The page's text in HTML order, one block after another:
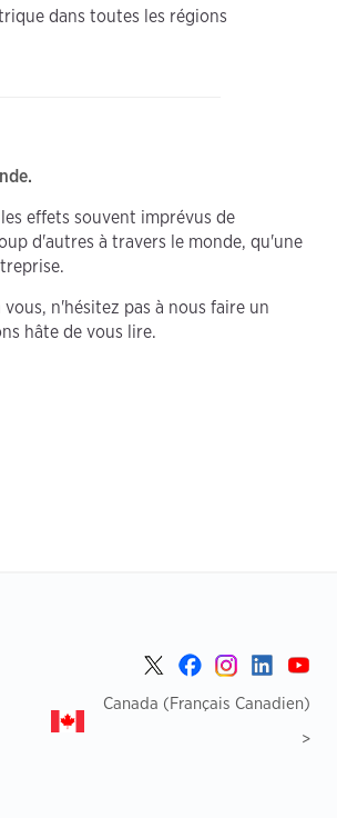
dans toutes les régions
effets souvent imprévus de
d'autres à travers le monde, qu'une
n'hésitez pas à nous faire un
hâte de vous lire.
Canada (Français Canadien)
>